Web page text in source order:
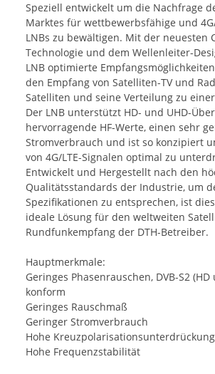
Speziell entwickelt um die Nachfrage
Marktes für wettbewerbsfähige und
LNBs zu bewältigen. Mit der neuesten
Technologie und dem Wellenleiter-
LNB optimierte
den Empfang von Satelliten-TV und
Satelliten und seine Verteilung zu einer
Der LNB unterstützt HD- und UHD-
hervorragende HF-Werte, einen sehr
Stromverbrauch und ist so konzipiert
von 4G/LTE-Signalen optimal zu
Entwickelt und Hergestellt nach den
Qualitätsstandards der Industrie, um
Spezifikationen zu entsprechen, ist
ideale Lösung für den weltweiten
Rundfunkempfang der DTH-Betreiber.
Hauptmerkmale:
Geringes Phasenrauschen, DVB-S2 (HD
konform
Geringes Rauschmaß
Geringer Stromverbrauch
Hohe Kreuzpolarisationsunterdrückung
Hohe Frequenzstabilität